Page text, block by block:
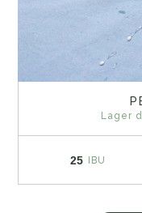
Lager
25 IBU